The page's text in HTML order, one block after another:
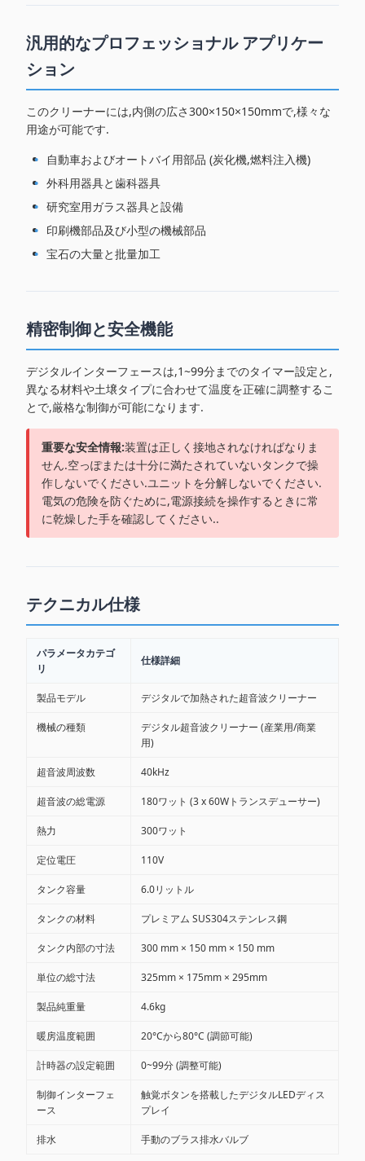
汎用的なプロフェッショナル アプリケー
ション
このクリーナーには,内側の広さ300×150×150mmで,様々な
用途が可能です.
自動車およびオートバイ用部品 (炭化機,燃料注入機)
外科用器具と歯科器具
研究室用ガラス器具と設備
印刷機部品及び小型の機械部品
宝石の大量と批量加工
精密制御と安全機能
デジタルインターフェースは,1~99分までのタイマー設定と,
異なる材料や土壌タイプに合わせて温度を正確に調整するこ
とで,厳格な制御が可能になります.
重要な安全情報:装置は正しく接地されなければなりま
せん.空っぽまたは十分に満たされていないタンクで操
作しないでください.ユニットを分解しないでください.
電気の危険を防ぐために,電源接続を操作するときに常
に乾燥した手を確認してください..
テクニカル仕様
パラメータカテゴ
リ
仕様詳細
製品モデル デジタルで加熱された超音波クリーナー
機械の種類
デジタル超音波クリーナー (産業用/商業
用)
超音波周波数 40kHz
超音波の総電源 180ワット (3 x 60Wトランスデューサー)
熱力 300ワット
定位電圧 110V
タンク容量 6.0リットル
タンクの材料 プレミアム SUS304ステンレス鋼
タンク内部の寸法 300 mm × 150 mm × 150 mm
単位の総寸法 325mm × 175mm × 295mm
製品純重量 4.6kg
暖房温度範囲 20°Cから80°C (調節可能)
計時器の設定範囲 0~99分 (調整可能)
制御インターフェ
ース
触覚ボタンを搭載したデジタルLEDディス
プレイ
排水 手動のブラス排水バルブ